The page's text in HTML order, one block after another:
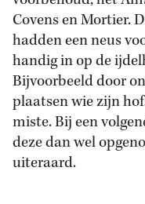
Covens en Mortier.
hadden een neus
handig in op de
Bijvoorbeeld door
plaatsen wie zijn
miste. Bij een
deze dan wel
uiteraard.